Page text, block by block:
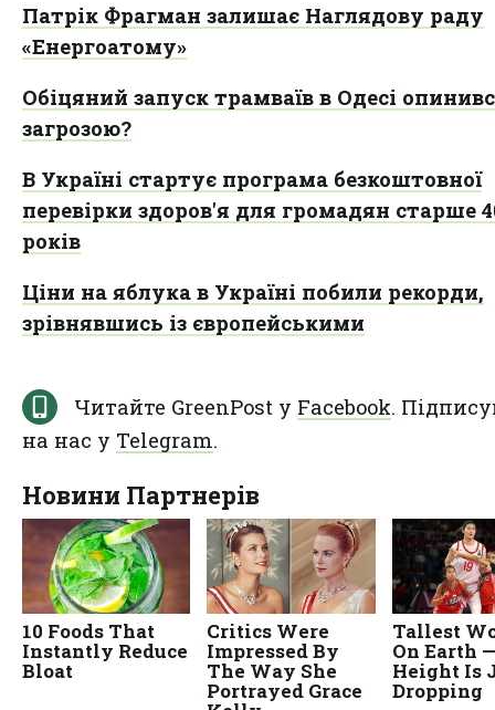
Патрік Фрагман залишає Наглядову раду
«Енергоатому»
Обіцяний запуск трамваїв в Одесі
загрозою?
В Україні стартує програма безкоштовної
перевірки здоров'я для громадян старше
років
Ціни на яблука в Україні побили рекорди,
зрівнявшись із європейськими
Читайте GreenPost у Facebook.
на нас у Telegram.